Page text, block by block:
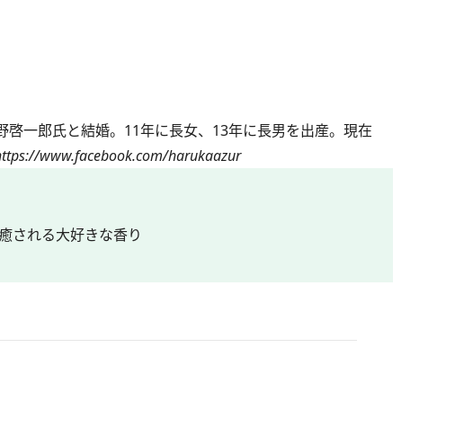
一郎氏と結婚。11年に長女、13年に長男を出産。現在
www.facebook.com/harukaazur
される大好きな香り